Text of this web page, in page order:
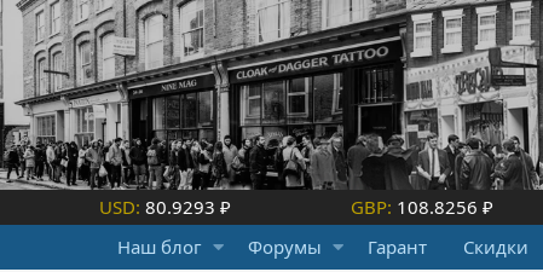
USD: 80.9293 ₽ GBP: 108.8256 ₽
Наш блог
Форумы Гарант Скидки